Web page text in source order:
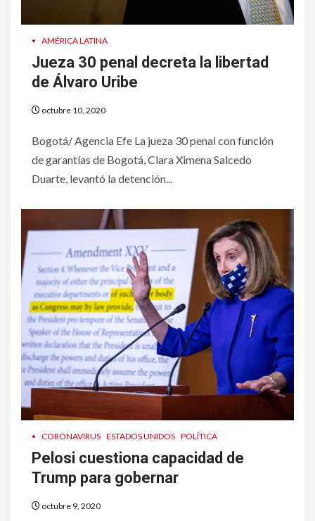
• AMÉRICA LATINA
Jueza 30 penal decreta la libertad
de Álvaro Uribe
octubre 10, 2020
Bogotá/ Agencia Efe La jueza 30 penal con función
de garantías de Bogotá, Clara Ximena Salcedo
Duarte, levantó la detención...
• CORONAVIRUS ESTADOS UNIDOS POLÍTICA
Pelosi cuestiona capacidad de
Trump para gobernar
octubre 9, 2020